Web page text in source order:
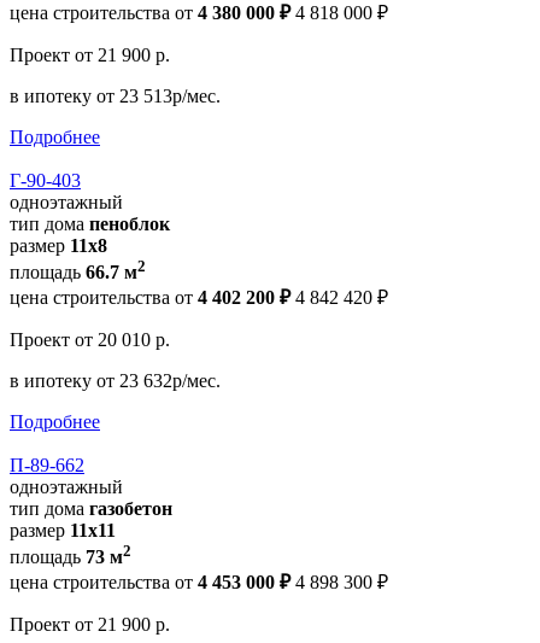
цена строительства от 4 380 000 ₽ 4 818 000 ₽
Проект от 21 900 р.
в ипотеку от 23 513р/мес.
Подробнее
Г-90-403
одноэтажный
тип дома пеноблок
размер 11х8
площадь 66.7 м2
цена строительства от 4 402 200 ₽ 4 842 420 ₽
Проект от 20 010 р.
в ипотеку от 23 632р/мес.
Подробнее
П-89-662
одноэтажный
тип дома газобетон
размер 11x11
площадь 73 м2
цена строительства от 4 453 000 ₽ 4 898 300 ₽
Проект от 21 900 р.